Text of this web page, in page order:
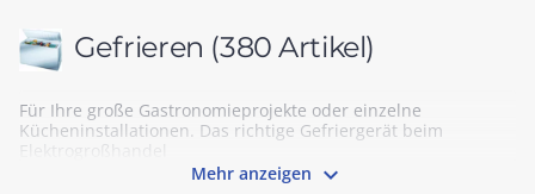
Gefrieren (380 Artikel)
Für Ihre große Gastronomieprojekte oder einzelne
Kücheninstallationen. Das richtige Gefriergerät beim
Elektrogroßhandel
Mehr anzeigen 